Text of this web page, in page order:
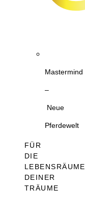
Mastermind
–
Neue
Pferdewelt
FÜR
DIE
LEBENSRÄUME
DEINER
TRÄUME